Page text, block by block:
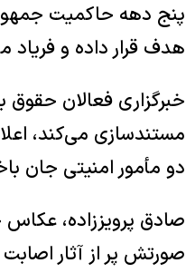
پنج دهه حاکمیت
هدف قرار داده و فریاد
خبرگزاری فعالان حقوق
دو مأمور امنیتی جان
صادق پرویززاده،
صورتش پر از آثار